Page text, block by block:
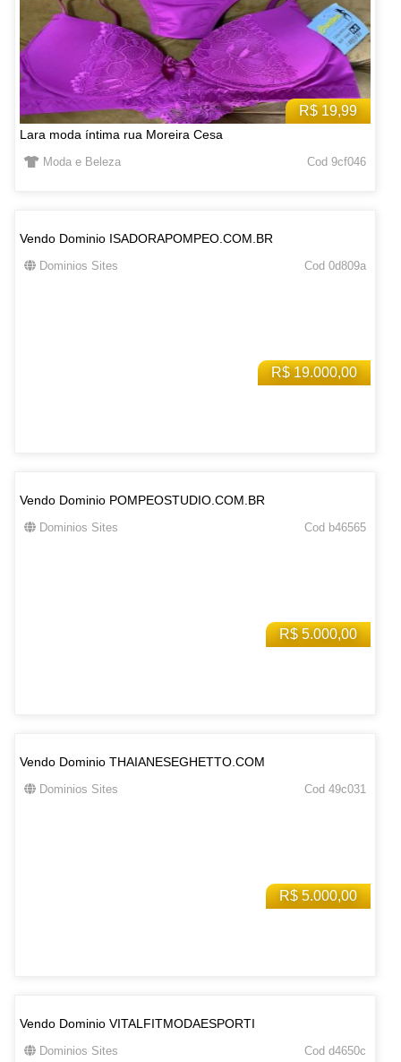
R$ 19,99
Lara moda íntima rua Moreira Cesa
Moda e Beleza Cod 9cf046
R$ 19.000,00
Vendo Dominio ISADORAPOMPEO.COM.BR
Dominios Sites Cod 0d809a
R$ 5.000,00
Vendo Dominio POMPEOSTUDIO.COM.BR
Dominios Sites Cod b46565
R$ 5.000,00
Vendo Dominio THAIANESEGHETTO.COM
Dominios Sites Cod 49c031
Vendo Dominio VITALFITMODAESPORTI
Dominios Sites Cod d4650c